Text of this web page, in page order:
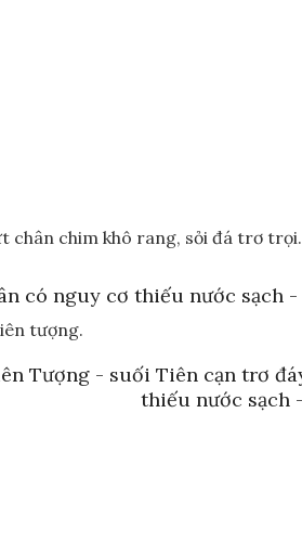
chân chim khô rang, sỏi đá trơ trọi.
tượng.